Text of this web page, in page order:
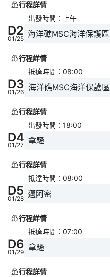
行程詳情
出發時間 ： 上午
D2
01/25 海洋礁MSC海洋保護區
行程詳情
抵達時間 ： 08:00
D3
01/26 海洋礁MSC海洋保護區
行程詳情
出發時間 ： 18:00
D4
01/27 拿騷
行程詳情
抵達時間 ： 08:00
D5
01/28 邁阿密
行程詳情
抵達時間 ： 07:00
D6
01/29 拿騷
行程詳情